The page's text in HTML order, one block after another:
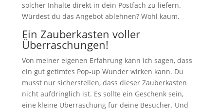
solcher Inhalte direkt in dein Postfach zu liefern.
Würdest du das Angebot ablehnen? Wohl kaum.
Ein Zauberkasten voller
Überraschungen!
Von meiner eigenen Erfahrung kann ich sagen, dass
ein gut getimtes Pop-up Wunder wirken kann. Du
musst nur sicherstellen, dass dieser Zauberkasten
nicht aufdringlich ist. Es sollte ein Geschenk sein,
eine kleine Überraschung für deine Besucher. Und